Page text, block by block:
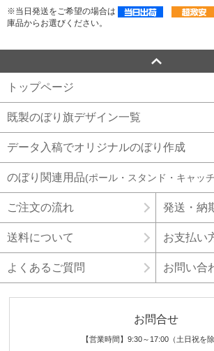
※当日発送をご希望の場合は
庫品からお選びください。
トップページ
既製のぼり旗デザイン一覧
データ入稿でオリジナルのぼり作成
のぼり関連用品(ポール・スタンド・キャッ
ご注文の流れ 発送・納
送料について お支払い
よくあるご質問 お問い合
お問合せ
【営業時間】9:30～17:00（土日祝を除